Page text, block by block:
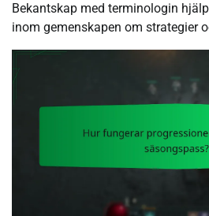
Bekantskap med terminologin
inom gemenskapen om strategier